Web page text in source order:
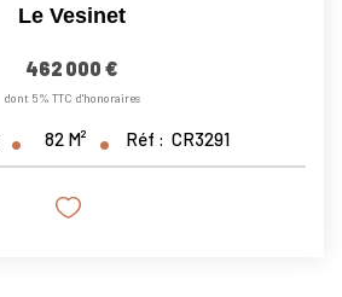
Le Vesinet
462 000 €
dont 5% TTC d'honoraires
82 M² Réf : CR3291